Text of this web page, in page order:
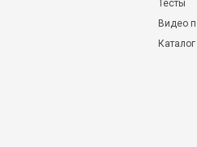
Тесты
Видео